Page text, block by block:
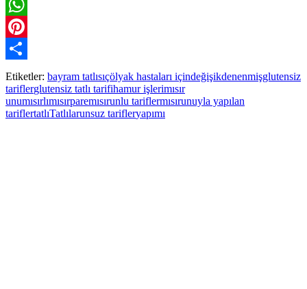
Twitter
WhatsApp
Pinterest
Paylaş
Etiketler: bayram tatlısıçölyak hastaları içindeğişikdenenmişglutensiz
tariflerglutensiz tatlı tarifihamur işlerimısır
unumısırlımısırparemısırunlu tariflermısırunuyla yapılan
tariflertatlıTatlılarunsuz tarifleryapımı